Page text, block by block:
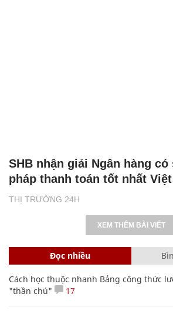
THỊ TRƯỜNG 24H
SHB nhận giải Ngân hàng
pháp thanh toán tốt nhất Việt
XEM THÊM BÀI VIẾT
Đọc nhiều
Cách học thuộc nhanh Bảng công thức
"thần chú"
17